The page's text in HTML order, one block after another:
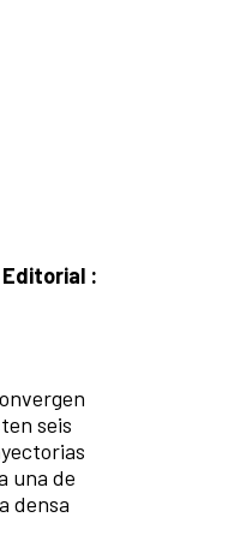
:
seis
una de
densa